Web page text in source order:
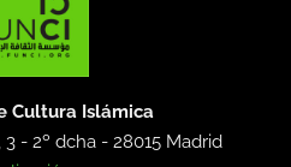
Cultura Islámica
3 - 2º dcha -28015 Madrid